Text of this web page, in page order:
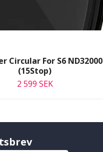
Circular For S6 ND32000
(15Stop)
2 599 SEK